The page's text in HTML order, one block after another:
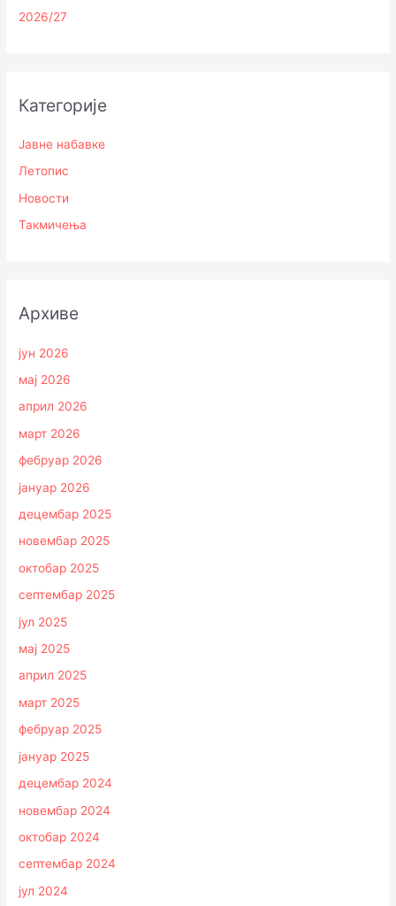
2026/27
Категорије
Јавне набавке
Летопис
Новости
Такмичења
Архиве
јун 2026
мај 2026
април 2026
март 2026
фебруар 2026
јануар 2026
децембар 2025
новембар 2025
октобар 2025
септембар 2025
јул 2025
мај 2025
април 2025
март 2025
фебруар 2025
јануар 2025
децембар 2024
новембар 2024
октобар 2024
септембар 2024
јул 2024